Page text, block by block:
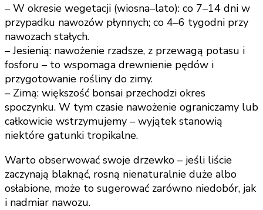
– W okresie wegetacji (wiosna–lato): co 7–14 dni w
przypadku nawozów płynnych; co 4–6 tygodni przy
nawozach stałych.
– Jesienią: nawożenie rzadsze, z przewagą potasu i
fosforu – to wspomaga drewnienie pędów i
przygotowanie rośliny do zimy.
– Zimą: większość bonsai przechodzi okres
spoczynku. W tym czasie nawożenie ograniczamy lub
całkowicie wstrzymujemy – wyjątek stanowią
niektóre gatunki tropikalne.
Warto obserwować swoje drzewko – jeśli liście
zaczynają blaknąć, rosną nienaturalnie duże albo
osłabione, może to sugerować zarówno niedobór, jak
i nadmiar nawozu.